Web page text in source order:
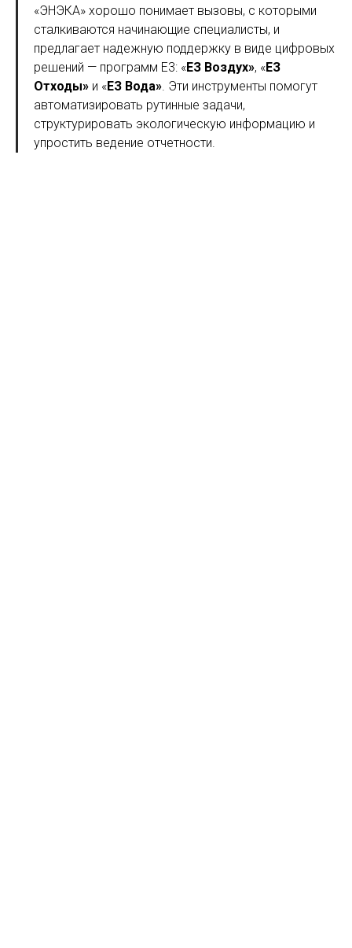
«ЭНЭКА» хорошо понимает вызовы, с которыми
сталкиваются начинающие специалисты, и
предлагает надежную поддержку в виде цифровых
решений — программ Е3: «ЕЗ Воздух», «ЕЗ
Отходы» и «ЕЗ Вода» . Эти инструменты помогут
автоматизировать рутинные задачи,
структурировать экологическую информацию и
упростить ведение отчетности.